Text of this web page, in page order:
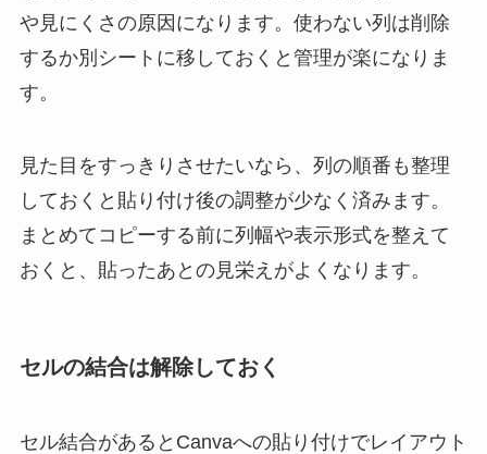
や見にくさの原因になります。使わない列は削除
するか別シートに移しておくと管理が楽になりま
す。
見た目をすっきりさせたいなら、列の順番も整理
しておくと貼り付け後の調整が少なく済みます。
まとめてコピーする前に列幅や表示形式を整えて
おくと、貼ったあとの見栄えがよくなります。
セルの結合は解除しておく
セル結合があるとCanvaへの貼り付けでレイアウト